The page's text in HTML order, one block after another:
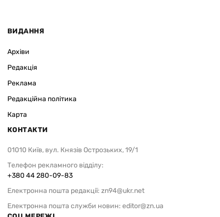
ВИДАННЯ
Архіви
Редакція
Реклама
Редакційна політика
Карта
КОНТАКТИ
01010 Київ, вул. Князів Острозьких, 19/1
Телефон рекламного відділу:
+380 44 280-09-83
Електронна пошта редакції: zn94@ukr.net
Електронна пошта служби новин: editor@zn.ua